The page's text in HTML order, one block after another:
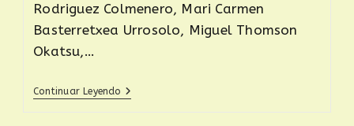
Rodriguez Colmenero, Mari Carmen
Basterretxea Urrosolo, Miguel Thomson
Okatsu,…
Continuar Leyendo